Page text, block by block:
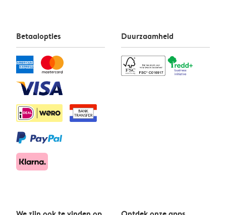
Betaalopties Duurzaamheid